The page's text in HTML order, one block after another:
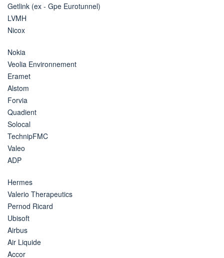
Getlink (ex - Gpe Eurotunnel)
LVMH
Nicox
Nokia
Veolia Environnement
Eramet
Alstom
Forvia
Quadient
Solocal
TechnipFMC
Valeo
ADP
Hermes
Valerio Therapeutics
Pernod Ricard
Ubisoft
Airbus
Air Liquide
Accor